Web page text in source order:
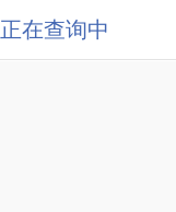
正在查询中